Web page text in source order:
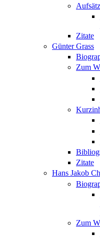
Zitate
Günter Grass
Zum
Zitate
Hans Jakob
Zum